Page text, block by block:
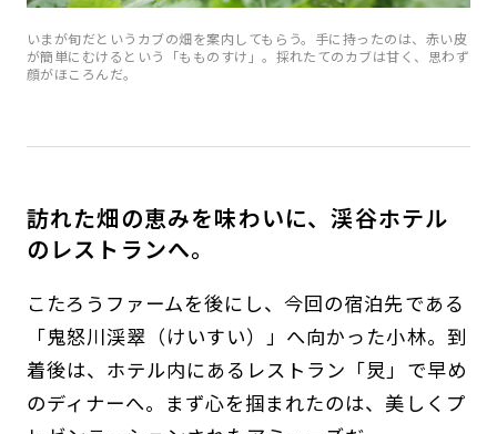
いまが旬だというカブの畑を案内してもらう。手に持ったのは、赤い皮
が簡単にむけるという「もものすけ」。採れたてのカブは甘く、思わず
顔がほころんだ。
訪れた畑の恵みを味わいに、渓谷ホテル
のレストランへ。
こたろうファームを後にし、今回の宿泊先である
「鬼怒川渓翠（けいすい）」へ向かった小林。到
着後は、ホテル内にあるレストラン「炅」で早め
のディナーへ。まず心を掴まれたのは、美しくプ